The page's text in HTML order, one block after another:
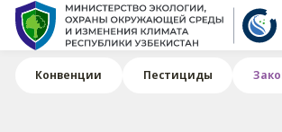
Конвенции Пестициды